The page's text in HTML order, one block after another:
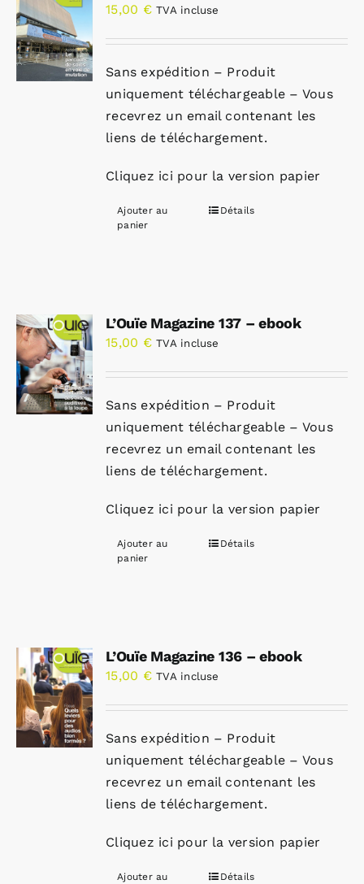
15,00 € TVA incluse
Sans expédition – Produit
uniquement téléchargeable – Vous
recevrez un email contenant les
liens de téléchargement.
Cliquez ici pour la version papier
Ajouter au
panier
Détails
L’Ouïe Magazine 137 – ebook
15,00 € TVA incluse
Sans expédition – Produit
uniquement téléchargeable – Vous
recevrez un email contenant les
liens de téléchargement.
Cliquez ici pour la version papier
Ajouter au
panier
Détails
L’Ouïe Magazine 136 – ebook
15,00 € TVA incluse
Sans expédition – Produit
uniquement téléchargeable – Vous
recevrez un email contenant les
liens de téléchargement.
Cliquez ici pour la version papier
Ajouter au
Détails